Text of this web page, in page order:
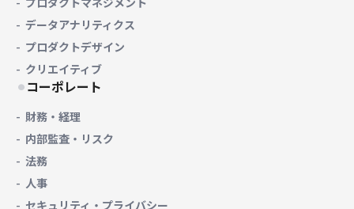
データアナリティクス
プロダクトデザイン
クリエイティブ
コーポレート
財務・経理
内部監査・リスク
法務
人事
セキュリティ・プライバシー